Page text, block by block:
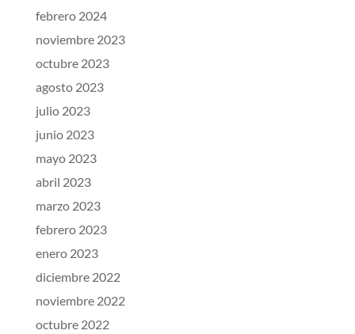
febrero 2024
noviembre 2023
octubre 2023
agosto 2023
julio 2023
junio 2023
mayo 2023
abril 2023
marzo 2023
febrero 2023
enero 2023
diciembre 2022
noviembre 2022
octubre 2022